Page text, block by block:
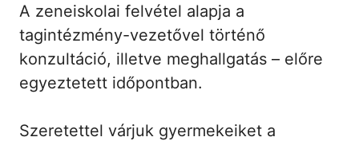
A zeneiskolai felvétel alapja a
tagintézmény-vezetővel történő
konzultáció, illetve meghallgatás – előre
egyeztetett időpontban.
Szeretettel várjuk gyermekeiket a